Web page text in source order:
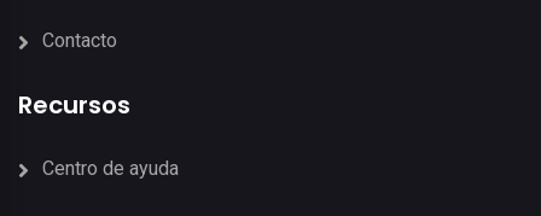
Contacto
Recursos
Centro de ayuda